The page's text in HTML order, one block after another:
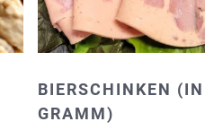
BIERSCHINKEN (IN
GRAMM)